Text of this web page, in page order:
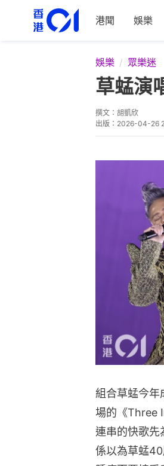
港聞 娛樂
娛樂 眾樂迷
草蜢演
撰文： 胡凱欣
出版： 2026-04-26
組合草蜢今年
場的《Three
連串的快歌先
係以為草蜢